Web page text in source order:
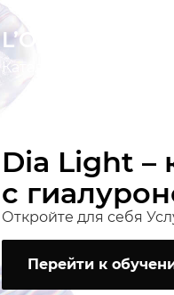
L’ORÉAL
Каталог обучения
Dia Light –
с
Откройте для себя
Перейти к